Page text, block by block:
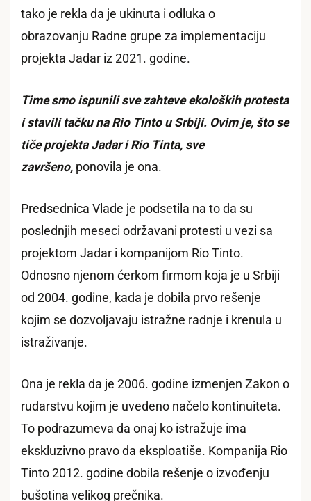
tako je rekla da je ukinuta i odluka o
obrazovanju Radne grupe za implementaciju
projekta Jadar iz 2021. godine.
Time smo ispunili sve zahteve ekoloških protesta
i stavili tačku na Rio Tinto u Srbiji. Ovim je, što se
tiče projekta Jadar i Rio Tinta, sve
završeno, ponovila je ona.
Predsednica Vlade je podsetila na to da su
poslednjih meseci održavani protesti u vezi sa
projektom Jadar i kompanijom Rio Tinto.
Odnosno njenom ćerkom firmom koja je u Srbiji
od 2004. godine, kada je dobila prvo rešenje
kojim se dozvoljavaju istražne radnje i krenula u
istraživanje.
Ona je rekla da je 2006. godine izmenjen Zakon o
rudarstvu kojim je uvedeno načelo kontinuiteta.
To podrazumeva da onaj ko istražuje ima
ekskluzivno pravo da eksploatiše. Kompanija Rio
Tinto 2012. godine dobila rešenje o izvođenju
bušotina velikog prečnika.